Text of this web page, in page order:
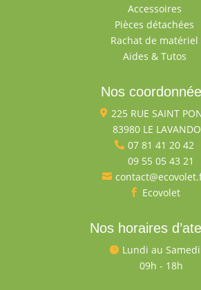
Accessoires
Pièces détachées
Rachat de matériel
Aides & Tutos
Nos
 225 RUE SAINT
83980 LE
 07 81 41 20 42
09 55 05 43 21

 Ecovolet
Nos horaires
 Lundi au Samedi
09h - 18h